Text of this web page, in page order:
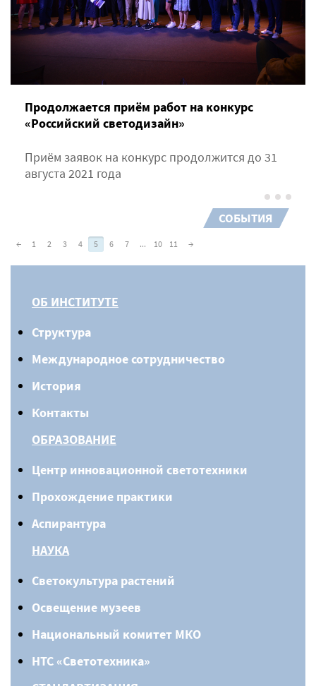
Продолжается приём работ на конкурс
«Российский светодизайн»
Приём заявок на конкурс продолжится до 31
августа 2021 года
СОБЫТИЯ
← 1 2 3 4 5 6 7 ... 10 11 →
ОБ ИНСТИТУТЕ
Структура
Международное сотрудничество
История
Контакты
ОБРАЗОВАНИЕ
Центр инновационной светотехники
Прохождение практики
Аспирантура
НАУКА
Светокультура растений
Освещение музеев
Национальный комитет МКО
НТС «Светотехника»